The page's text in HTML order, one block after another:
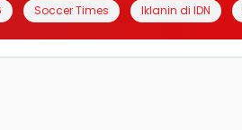
Soccer Times Iklanin di IDN